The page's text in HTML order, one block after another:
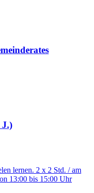
J.)
lernen. 2 x 2 Std. / am
13:00 bis 15:00 Uhr